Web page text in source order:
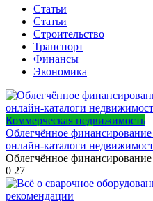
Статьи
Статьи
Строительство
Транспорт
Финансы
Экономика
Коммерческая недвижимость
Облегчённое
онлайн-каталоги
Облегчённое
0 27